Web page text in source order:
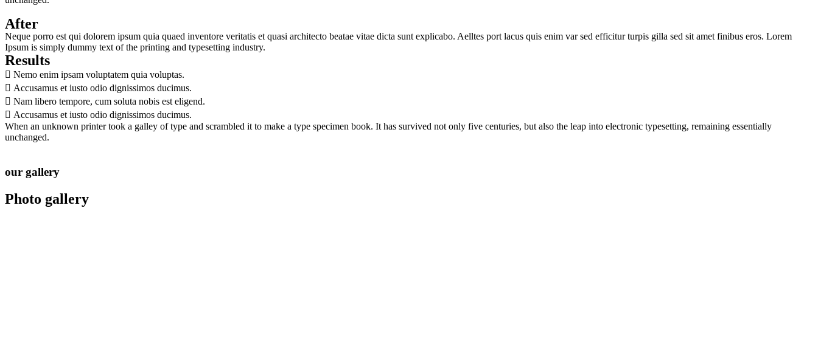
After
Neque porro est qui dolorem ipsum quia quaed inventore veritatis et quasi architecto beatae vitae dicta sunt explicabo. Aelltes port lacus quis enim var sed efficitur turpis gilla sed sit amet finibus eros. Lorem
Ipsum is simply dummy text of the printing and typesetting industry.
Results
Nemo enim ipsam voluptatem quia voluptas.
Accusamus et iusto odio dignissimos ducimus.
Nam libero tempore, cum soluta nobis est eligend.
Accusamus et iusto odio dignissimos ducimus.
When an unknown printer took a galley of type and scrambled it to make a type specimen book. It has survived not only five centuries, but also the leap into electronic typesetting, remaining essentially
unchanged.
our gallery
Photo gallery